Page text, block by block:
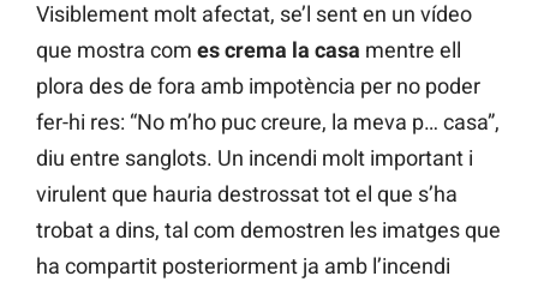
Visiblement molt afectat, se’l sent en un vídeo
que mostra com es crema la casa mentre ell
plora des de fora amb impotència per no poder
fer-hi res: “No m’ho puc creure, la meva p… casa”,
diu entre sanglots. Un incendi molt important i
virulent que hauria destrossat tot el que s’ha
trobat a dins, tal com demostren les imatges que
ha compartit posteriorment ja amb l’incendi